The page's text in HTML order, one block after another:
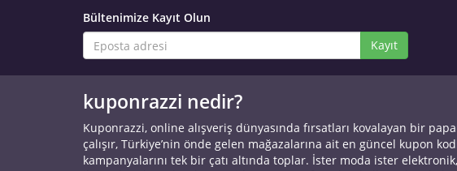
Bültenimize Kayıt Olun
Kayıt
kuponrazzi nedir?
Kuponrazzi, online alışveriş dünyasında fırsatları kovalayan bir
çalışır, Türkiye’nin önde gelen mağazalarına ait en güncel kupon
kampanyalarını tek bir çatı altında toplar. İster moda ister